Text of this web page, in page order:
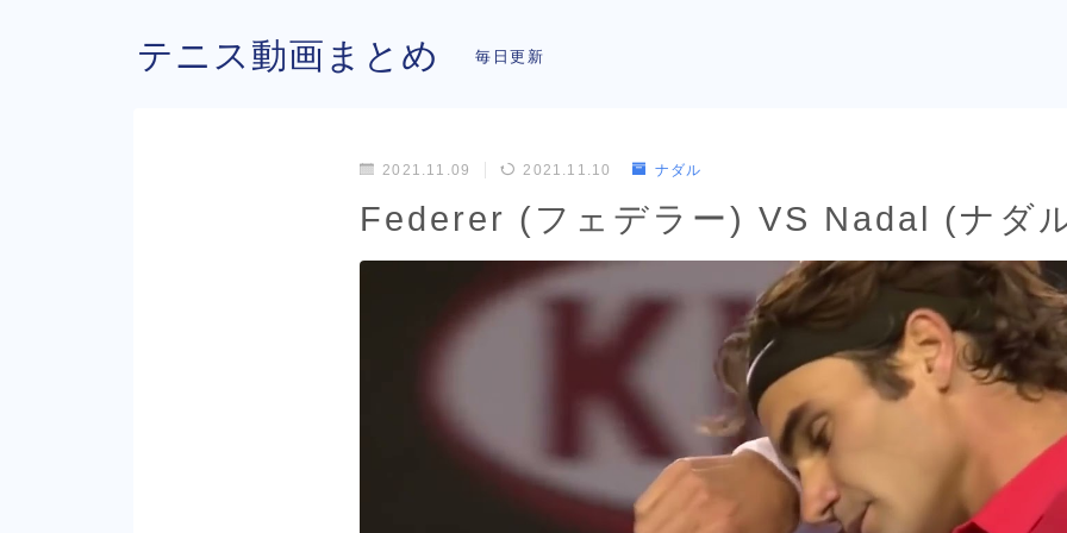
テニス動画まとめ 毎日更新
2021.11.09 2021.11.10 ナダル
Federer (フェデラー) VS Nadal (ナダ